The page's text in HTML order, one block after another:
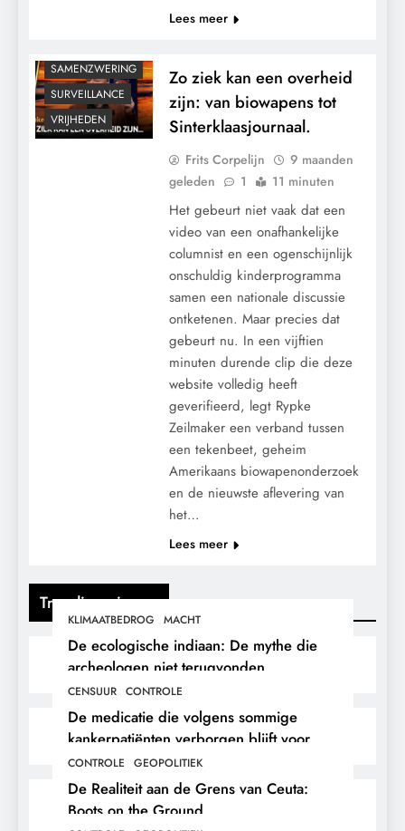
Trending nieuws
KLIMAATBEDROG MACHT
De ecologische indiaan: De mythe die
archeologen niet terugvonden.
CENSUUR CONTROLE
De medicatie die volgens sommige
kankerpatiënten verborgen blijft voor
hun eigen arts.
CONTROLE GEOPOLITIEK
De Realiteit aan de Grens van Ceuta:
Boots on the Ground.
Lees meer
SAMENZWERING
SURVEILLANCE
VRIJHEDEN
Zo ziek kan een overheid
zijn: van biowapens tot
Sinterklaasjournaal.
Frits Corpelijn
9 maanden
geleden
1 11 minuten
Het gebeurt niet vaak dat een
video van een onafhankelijke
columnist en een ogenschijnlijk
onschuldig kinderprogramma
samen een nationale discussie
ontketenen. Maar precies dat
gebeurt nu. In een vijftien
minuten durende clip die deze
website volledig heeft
geverifieerd, legt Rypke
Zeilmaker een verband tussen
een tekenbeet, geheim
Amerikaans biowapenonderzoek
en de nieuwste aflevering van
het…
Lees meer